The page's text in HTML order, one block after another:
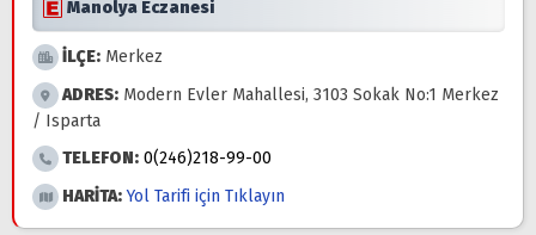
Manolya Eczanesi
İLÇE: Merkez
ADRES: Modern Evler Mahallesi, 3103 Sokak No:1 Merkez
/ Isparta
TELEFON: 0(246)218-99-00
HARİTA: Yol Tarifi için Tıklayın